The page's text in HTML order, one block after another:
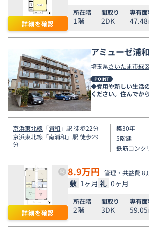
詳細を確認
所在階
1階
間取り
2DK
専有面
47.48
アミューゼ浦和
埼玉県さいたま市緑区
POINT
◆費用や新しい生活
ください。住んでか
しをお手伝いします◆
京浜東北線 「浦和 」駅 徒歩22分
京浜東北線 「南浦和 」駅 徒歩29
分
築30年
5階建
鉄筋コンク
詳細を確認
8.9万円 管理・共益費
敷 1ヶ月 礼 0ヶ月
所在階
2階
間取り
3DK
専有面
59.05